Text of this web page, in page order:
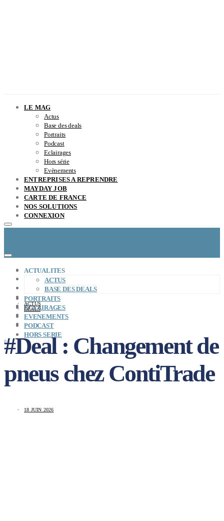
LE MAG
Actus
Base des deals
Portraits
Podcast
Eclairages
Hors série
Evènements
ENTREPRISES A REPRENDRE
MAYDAY JOB
CARTE DE FRANCE
NOS SOLUTIONS
CONNEXION
CONCEPT
LE MAG
ENTREPRISES A REPRENDRE
MAYDAY JOB
CARTE DE FRANCE
NOS SOLUTIONS
CONNEXION
0
ACTUALITES
ACTUS
BASE DES DEALS
PORTRAITS
ECLAIRAGES
EVENEMENTS
PODCAST
HORS SERIE
ACTUS
DEALS
#Deal : Changement de
pneus chez ContiTrade
18 JUIN 2026